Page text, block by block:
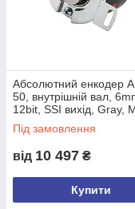
Клас захисту:
СФЕРИ
Вітроенергетика
Преси або
каменю
Будівельна
Абсолютний енкодер
50, внутрішній вал,
12bit, SSI вихід, Gray,
male conn., задній
Під замовлення
від 10 497 ₴
Купити